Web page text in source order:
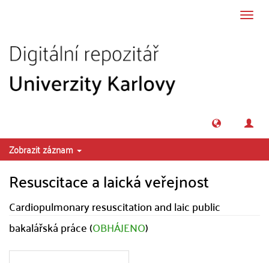
Zobrazit záznam
Resuscitace a laická veřejnost
Cardiopulmonary resuscitation and laic public
bakalářská práce (OBHÁJENO)